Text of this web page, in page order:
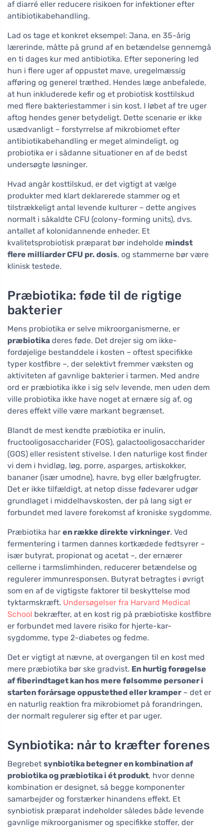
af diarré eller reducere risikoen for infektioner efter
antibiotikabehandling.
Lad os tage et konkret eksempel: Jana, en 35-årig
lærerinde, måtte på grund af en betændelse gennemgå
en ti dages kur med antibiotika. Efter seponering led
hun i flere uger af oppustet mave, uregelmæssig
afføring og generel træthed. Hendes læge anbefalede,
at hun inkluderede kefir og et probiotisk kosttilskud
med flere bakteriestammer i sin kost. I løbet af tre uger
aftog hendes gener betydeligt. Dette scenarie er ikke
usædvanligt – forstyrrelse af mikrobiomet efter
antibiotikabehandling er meget almindeligt, og
probiotika er i sådanne situationer en af de bedst
undersøgte løsninger.
Hvad angår kosttilskud, er det vigtigt at vælge
produkter med klart deklarerede stammer og et
tilstrækkeligt antal levende kulturer – dette angives
normalt i såkaldte CFU (colony-forming units), dvs.
antallet af kolonidannende enheder. Et
kvalitetsprobiotisk præparat bør indeholde mindst
flere milliarder CFU pr. dosis, og stammerne bør være
klinisk testede.
Præbiotika: føde til de rigtige
bakterier
Mens probiotika er selve mikroorganismerne, er
præbiotika deres føde. Det drejer sig om ikke-
fordøjelige bestanddele i kosten – oftest specifikke
typer kostfibre –, der selektivt fremmer væksten og
aktiviteten af gavnlige bakterier i tarmen. Med andre
ord er præbiotika ikke i sig selv levende, men uden dem
ville probiotika ikke have noget at ernære sig af, og
deres effekt ville være markant begrænset.
Blandt de mest kendte præbiotika er inulin,
fructooligosaccharider (FOS), galactooligosaccharider
(GOS) eller resistent stivelse. I den naturlige kost finder
vi dem i hvidløg, løg, porre, asparges, artiskokker,
bananer (især umodne), havre, byg eller bælgfrugter.
Det er ikke tilfældigt, at netop disse fødevarer udgør
grundlaget i middelhavskosten, der på lang sigt er
forbundet med lavere forekomst af kroniske sygdomme.
Præbiotika har en række direkte virkninger. Ved
fermentering i tarmen dannes kortkædede fedtsyrer –
især butyrat, propionat og acetat –, der ernærer
cellerne i tarmslimhinden, reducerer betændelse og
regulerer immunresponsen. Butyrat betragtes i øvrigt
som en af de vigtigste faktorer til beskyttelse mod
tyktarmskræft. Undersøgelser fra Harvard Medical
School bekræfter, at en kost rig på præbiotiske kostfibre
er forbundet med lavere risiko for hjerte-kar-
sygdomme, type 2-diabetes og fedme.
Det er vigtigt at nævne, at overgangen til en kost med
mere præbiotika bør ske gradvist. En hurtig forøgelse
af fiberindtaget kan hos mere følsomme personer i
starten forårsage oppustethed eller kramper – det er
en naturlig reaktion fra mikrobiomet på forandringen,
der normalt regulerer sig efter et par uger.
Synbiotika: når to kræfter forenes
Begrebet synbiotika betegner en kombination af
probiotika og præbiotika i ét produkt, hvor denne
kombination er designet, så begge komponenter
samarbejder og forstærker hinandens effekt. Et
synbiotisk præparat indeholder således både levende
gavnlige mikroorganismer og specifikke stoffer, der